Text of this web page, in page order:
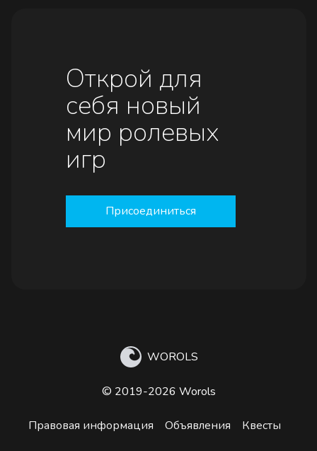
Открой для
себя новый
мир ролевых
игр
Присоединиться
WOROLS
© 2019-2026 Worols
Правовая информация Объявления Квесты